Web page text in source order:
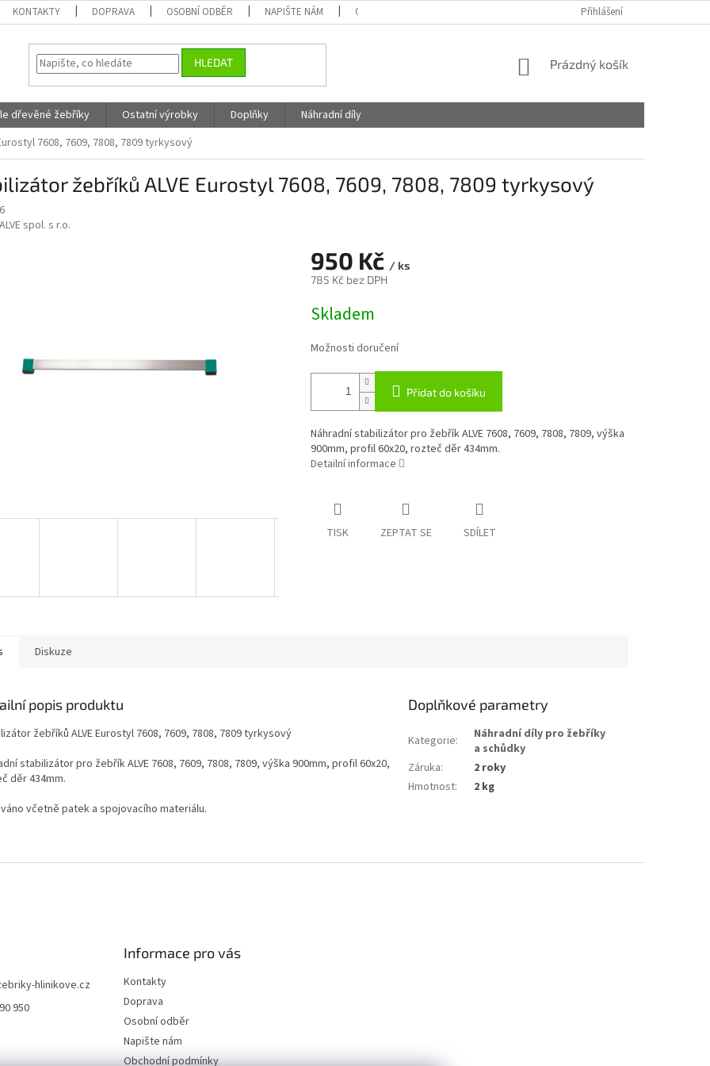
KONTAKTY DOPRAVA OSOBNÍ ODBĚR NAPIŠTE NÁM OBCHODNÍ PODMÍNKY PODMÍNKY OCHRANY OSOBNÍCH ÚDAJŮ
Přihlášení
HLEDAT
NÁKUPNÍ
Prázdný košík
dřevěné žebříky Ostatní výrobky Doplňky
Náhradní díly
7608, 7609, 7808, 7809 tyrkysový
žebříků ALVE Eurostyl 7608, 7609, 7808, 7809 tyrkysový
ALVE spol. s r.o.
950 Kč / ks
785 Kč bez DPH
cena:
Skladem
Možnosti doručení
Přidat do košíku
Náhradní stabilizátor pro žebřík ALVE 7608, 7609, 7808, 7809, výška
900mm, profil 60x20, rozteč děr 434mm.
Detailní informace
TISK ZEPTAT SE SDÍLET
Diskuze
popis produktu
žebříků ALVE Eurostyl 7608, 7609, 7808, 7809 tyrkysový
stabilizátor pro žebřík ALVE 7608, 7609, 7808, 7809, výška 900mm, profil 60x20,
děr 434mm.
včetně patek a spojovacího materiálu.
Doplňkové parametry
Kategorie:
Náhradní díly pro žebříky
a schůdky
Záruka:
2 roky
Hmotnost: 2 kg
hlinikove.cz
950
Informace pro vás
Kontakty
Doprava
Osobní odběr
Napište nám
Obchodní podmínky